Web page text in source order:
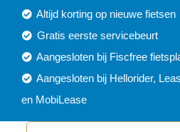
Altijd korting op nieuwe fietsen
Gratis eerste servicebeurt
Aangesloten bij Fiscfree
Aangesloten bij Hellorider,
en MobiLease